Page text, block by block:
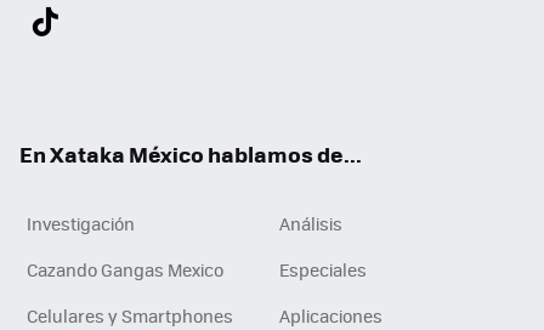
En Xataka México hablamos de...
Investigación
Análisis
Cazando Gangas Mexico
Especiales
Celulares y Smartphones
Aplicaciones